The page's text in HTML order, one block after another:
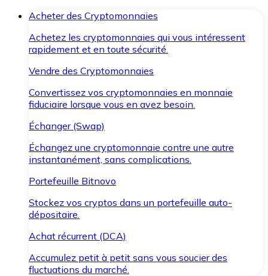
Acheter des Cryptomonnaies
Achetez les cryptomonnaies qui vous intéressent
rapidement et en toute sécurité.
Vendre des Cryptomonnaies
Convertissez vos cryptomonnaies en monnaie
fiduciaire lorsque vous en avez besoin.
Échanger (Swap)
Échangez une cryptomonnaie contre une autre
instantanément, sans complications.
Portefeuille Bitnovo
Stockez vos cryptos dans un portefeuille auto-
dépositaire.
Achat récurrent (DCA)
Accumulez petit à petit sans vous soucier des
fluctuations du marché.